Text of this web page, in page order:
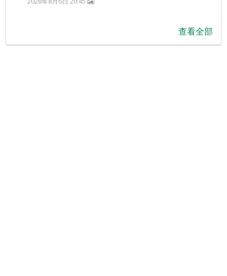
查看全部